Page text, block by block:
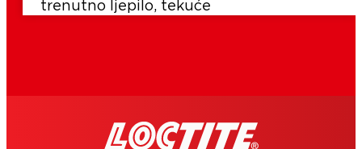
trenutno ljepilo, tekuće